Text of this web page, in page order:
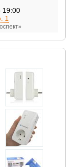
19:00
1